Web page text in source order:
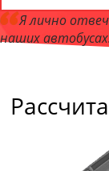
Я лично
наших